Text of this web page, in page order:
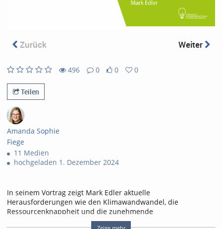
Zurück Weiter
496
views
0
Kommentare
0
likes
0
favoritesTeilen
Amanda Sophie
Fiege
11 Medien
hochgeladen 1. Dezember 2024
In seinem Vortrag zeigt Mark Edler aktuelle
Herausforderungen wie den Klimawandwandel, die
Ressourcenknappheit und die zunehmende
Umweltverschmutzung durch Abfälle auf und wie sich diese